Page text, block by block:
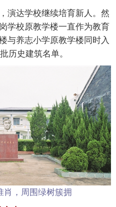
达学校继续培育新人。然
学校原教学楼一直作为教育
与养志小学原教学楼同时入
历史建筑名单。
肖，周围绿树簇拥